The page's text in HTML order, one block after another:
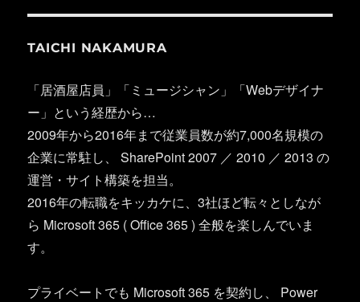
TAICHI NAKAMURA
「居酒屋店員」「ミュージシャン」「Webデザイナ
ー」という経歴から…
2009年から2016年まで従業員数が約7,000名規模の
企業に常駐し、 SharePoint 2007 ／ 2010 ／ 2013 の
運営・サイト構築を担当。
2016年の転職をキッカケに、3社ほど転々としなが
ら Microsoft 365 ( Office 365 ) 全般を楽しんでいま
す。
プライベートでも Microsoft 365 を契約し、 Power